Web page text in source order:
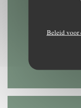
Beleid voor